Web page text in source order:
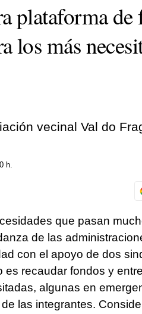
plataforma de
los más
vecinal Val do
h.
que pasan
de las
con el apoyo de dos
es recaudar fondos y
algunas en
las integrantes.